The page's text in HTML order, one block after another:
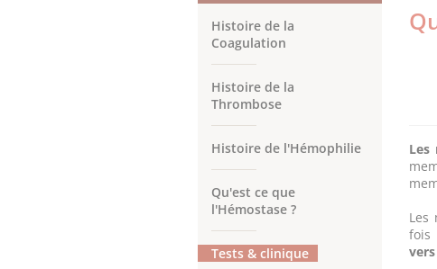
Histoire de la
Coagulation
Histoire de la
Thrombose
Histoire de l'Hémophilie
Qu'est ce que
l'Hémostase ?
Tests & clinique
Les
Les
fois